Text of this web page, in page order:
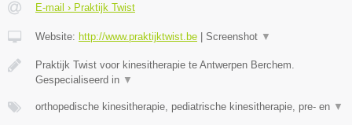
E-mail › Praktijk Twist
Website: http://www.praktijktwist.be | Screenshot ▼
Praktijk Twist voor kinesitherapie te Antwerpen Berchem.
Gespecialiseerd in ▼
orthopedische kinesitherapie, pediatrische kinesitherapie, pre- en ▼